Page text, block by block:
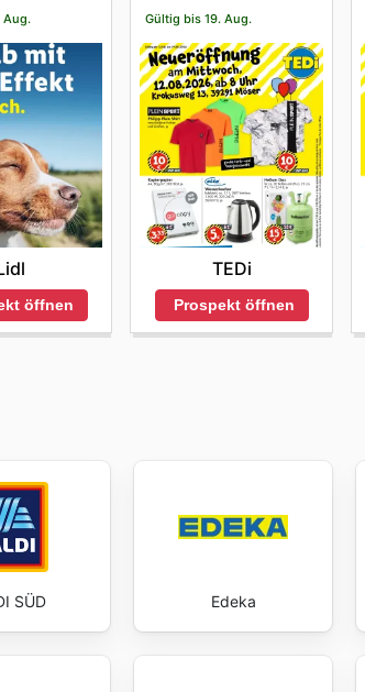
Aug.
öffnen
Gültig bis 19. Aug.
TEDi
Prospekt öffnen
SÜD Edeka